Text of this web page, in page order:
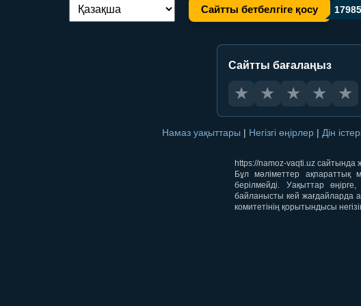
Тілді ауыстыру: Сайтты бетбелгіге қосу 17985
Сайтты бағалаңыз
★ ★ ★ ★ ★
Намаз уақыттары | Негізгі өңірлер | Дін
https://namoz-vaqti.uz
Бұл мәліметтер ақпараттық
берілмейді. Уақыттар
байланысты кей жағдайларда
комитетінің қорытындысы